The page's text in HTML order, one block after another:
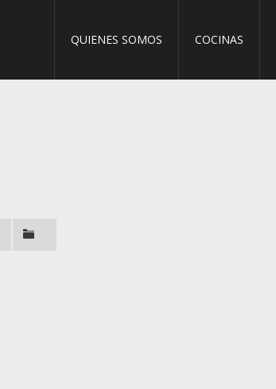
QUIENES SOMOS COCINAS